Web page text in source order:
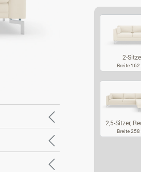
2-
Breite 162
2,5-Sitzer,
Breite 258